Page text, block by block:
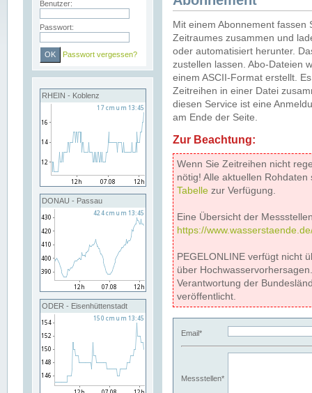
Benutzer:
Passwort:
Passwort vergessen?
RHEIN - Koblenz
DONAU - Passau
ODER - Eisenhüttenstadt
Mit einem Abonnement
Zeitraumes zusammen und
oder automatisiert herunter.
zustellen lassen. Abo-Dateien
einem ASCII-Format erstellt.
Zeitreihen in einer Datei
diesen Service ist eine
am Ende der Seite.
Zur Beachtung:
Wenn Sie Zeitreihen nicht
nötig! Alle aktuellen
Tabelle zur Verfügung.
Eine Übersicht der
https://
PEGELONLINE verfügt nicht
über
Verantwortung der
veröffentlicht.
Email*
Messstellen*